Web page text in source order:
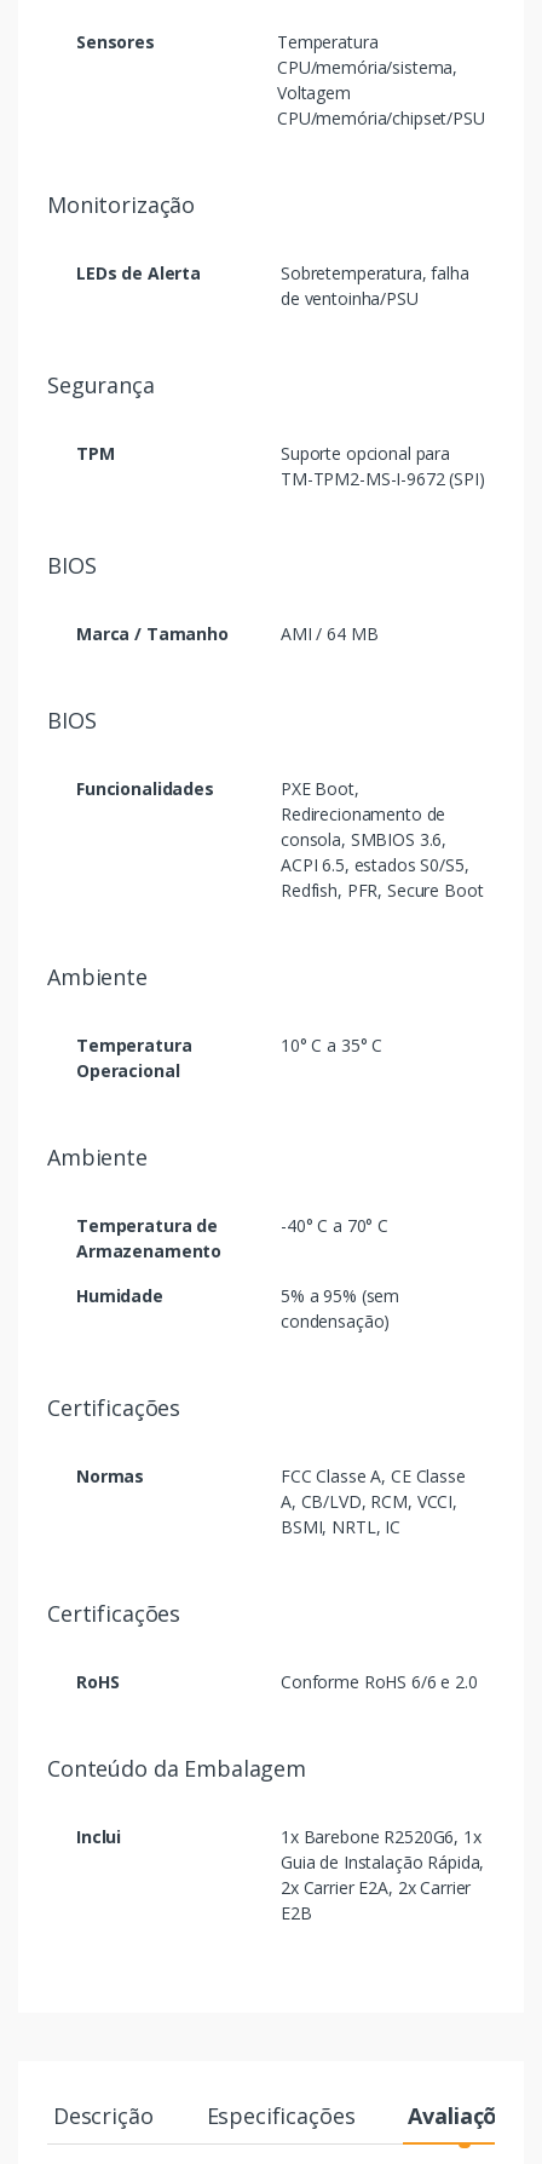
Sensores
Temperatura
CPU/memória/sistema,
Voltagem
CPU/memória/chipset/PSU
Monitorização
LEDs de Alerta
Sobretemperatura, falha
de ventoinha/PSU
Segurança
TPM
Suporte opcional para
TM-TPM2-MS-I-9672 (SPI)
BIOS
Marca / Tamanho AMI / 64 MB
BIOS
Funcionalidades
PXE Boot,
Redirecionamento de
consola, SMBIOS 3.6,
ACPI 6.5, estados S0/S5,
Redfish, PFR, Secure Boot
Ambiente
Temperatura
Operacional
10° C a 35° C
Ambiente
Temperatura de
Armazenamento
-40° C a 70° C
Humidade
5% a 95% (sem
condensação)
Certificações
Normas
FCC Classe A, CE Classe
A, CB/LVD, RCM, VCCI,
BSMI, NRTL, IC
Certificações
RoHS Conforme RoHS 6/6 e 2.0
Conteúdo da Embalagem
Inclui
1x Barebone R2520G6, 1x
Guia de Instalação Rápida,
2x Carrier E2A, 2x Carrier
E2B
Descrição Especificações Avaliações